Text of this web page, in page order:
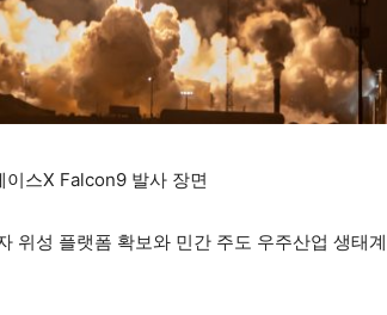
스X Falcon9 발사 장면
위성 플랫폼 확보와 민간 주도 우주산업 생태